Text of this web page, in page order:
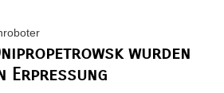
wurden
Erpressung